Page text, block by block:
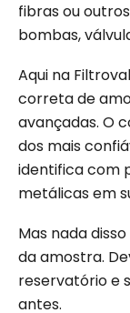
fibras ou
bombas,
Aqui na
correta de
avançadas. O
dos mais
identifica com
metálicas em
Mas nada
da amostra.
reservatório e
antes.